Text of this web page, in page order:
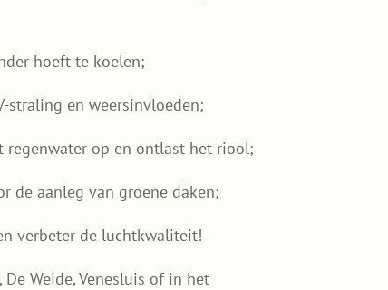
hoeft te koelen;
straling en weersinvloeden;
regenwater op en ontlast het riool;
de aanleg van groene daken;
verbeter de luchtkwaliteit!
Weide, Venesluis of in het